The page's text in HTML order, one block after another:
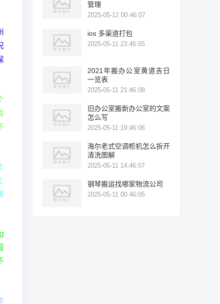
管理
2025-05-12 00:46:07
ios 多渠道打包
2025-05-11 23:46:05
2021年搬办公室黄道吉日
一览表
2025-05-11 21:46:08
旧办公室搬新办公室的文案
怎么写
2025-05-11 19:46:06
海尔老式空调柜机怎么拆开
清洗图解
2025-05-11 14:46:07
钢琴搬运找哪家物流公司
2025-05-11 00:46:05